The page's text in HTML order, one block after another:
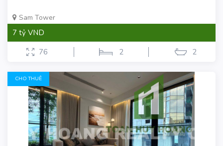
Sam Tower
7 tỷ VND
76
2 2
CHO THUÊ